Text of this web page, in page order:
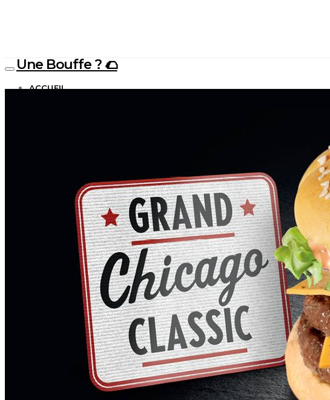
Une Bouffe ? 🌮
ACCUEIL